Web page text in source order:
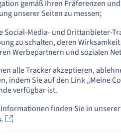
gut zugängliches Menü
und behalten Sie eine
und Inhalten bei.
der aktuellen Website bleiben
andere Website wählen
gemäß Ihren Präferenzen
unserer Seiten zu messen;
Social-Media- und Drittanbieter-
zu schalten, deren
Werbepartnern und sozialen
alle Tracker akzeptieren,
indem Sie auf den Link „Meine
verfügbar ist.
finden Sie in unserer